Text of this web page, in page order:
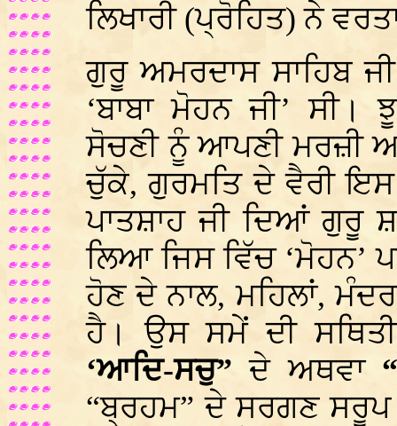
ਲਿਖਾਰੀ (ਪ੍ਰੋਹਿਤ) ਨੇ
ਗੁਰੂ ਅਮਰਦਾਸ ਸਾਹਿਬ
‘ਬਾਬਾ ਮੋਹਨ ਜੀ’
ਸੋਚਣੀ ਨੂੰ ਆਪਣੀ ਮਰਜ਼ੀ
ਚੁੱਕੇ, ਗੁਰਮਤਿ ਦੇ ਵੈਰੀ ਇਸ
ਪਾਤਸ਼ਾਹ ਜੀ ਦਿਆਂ ਗੁਰੂ
ਲਿਆ ਜਿਸ ਵਿੱਚ ‘ਮੋਹਨ’
ਹੋਣ ਦੇ ਨਾਲ, ਮਹਿਲਾਂ,
ਹੈ। ਉਸ ਸਮੇਂ ਦੀ
‘ਆਦਿ-ਸਚੁ”ਦੇ ਅਥਵਾ
“ਬ੍ਰਹਮ” ਦੇ ਸਰਗਣ